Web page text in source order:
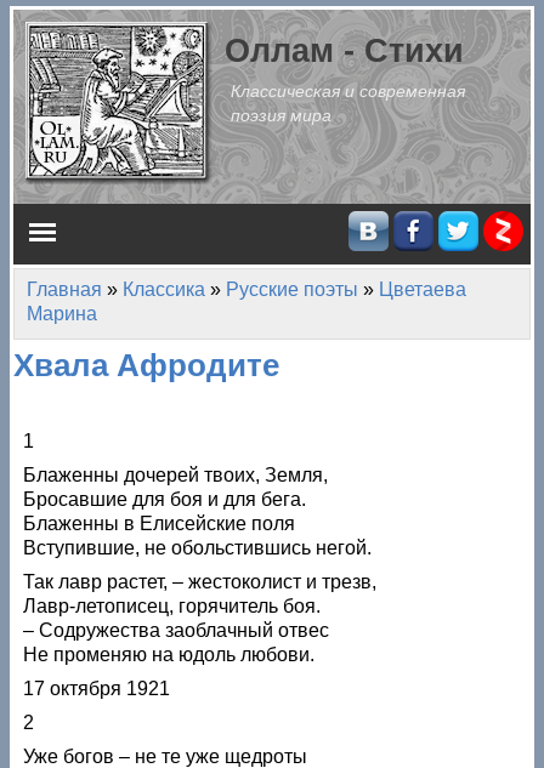
Перейти к основному содержанию
Оллам - Стихи
Классическая и современная
поэзия мира
Главное меню
Вы здесь
Главная » Классика » Русские поэты » Цветаева
Марина
Хвала Афродите
1
Блаженны дочерей твоих, Земля,
Бросавшие для боя и для бега.
Блаженны в Елисейские поля
Вступившие, не обольстившись негой.
Так лавр растет, – жестоколист и трезв,
Лавр-летописец, горячитель боя.
– Содружества заоблачный отвес
Не променяю на юдоль любови.
17 октября 1921
2
Уже богов – не те уже щедроты